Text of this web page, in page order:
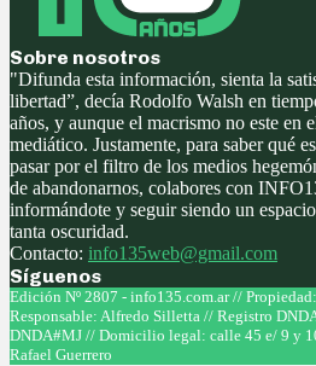
Sobre nosotros
"Difunda esta información, sienta la
libertad”, decía Rodolfo Walsh en
años, y aunque el macrismo no este en
mediático. Justamente, para saber qué
pasar por el filtro de los medios
de abandonarnos, colabores con
informándote y seguir siendo un
tanta oscuridad.
Contacto: info135web@gmail.com
Síguenos
Facebook
Twitter
Instagram
Youtube
Edición Nº 2807 - info135.com.ar //
Responsable: Alfredo Silletta // Registro
DNDA#MJ // Domicilio legal: calle 45 e/ 9 y
Rafael Guerrero